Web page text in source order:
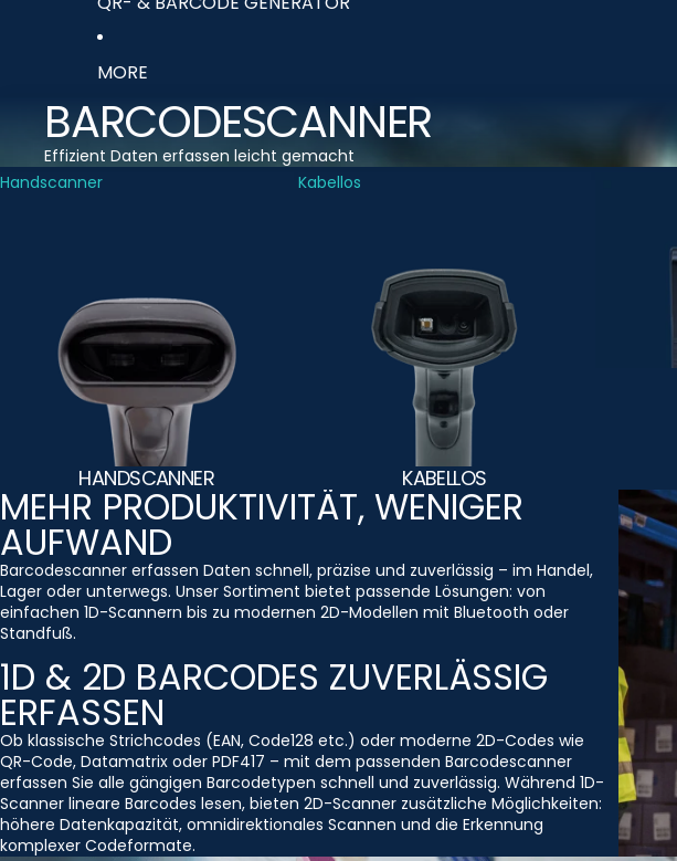
MORE
BARCODESCANNER
Effizient Daten erfassen leicht gemacht
Handscanner
HANDSCANNER
Kabellos
KABELLOS
MEHR PRODUKTIVITÄT, WENIGER
AUFWAND
Barcodescanner erfassen Daten schnell, präzise und zuverlässig – im Handel,
Lager oder unterwegs. Unser Sortiment bietet passende Lösungen: von
einfachen 1D-Scannern bis zu modernen 2D-Modellen mit Bluetooth oder
Standfuß.
1D & 2D BARCODES ZUVERLÄSSIG
ERFASSEN
Ob klassische Strichcodes (EAN, Code128 etc.) oder moderne 2D-Codes wie
QR-Code, Datamatrix oder PDF417 – mit dem passenden Barcodescanner
erfassen Sie alle gängigen Barcodetypen schnell und zuverlässig. Während 1D-
Scanner lineare Barcodes lesen, bieten 2D-Scanner zusätzliche Möglichkeiten:
höhere Datenkapazität, omnidirektionales Scannen und die Erkennung
komplexer Codeformate.